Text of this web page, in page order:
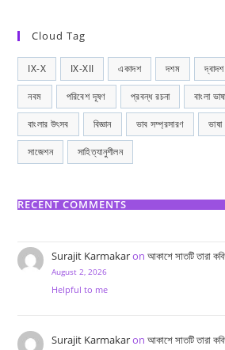
Cloud Tag
IX-X IX-XII একাদশ দশম
নবম পরিবেশ দূষণ প্রবন্ধ রচনা বাংলা
বাংলার উৎসব বিজ্ঞান ভাব সম্প্রসারণ
সাজেশন সাহিত্যানুশীলন
RECENT COMMENTS
Surajit Karmakaron আকাশে সাতটি তারা
August 2, 2026
Helpful to me
Surajit Karmakaron আকাশে সাতটি তারা